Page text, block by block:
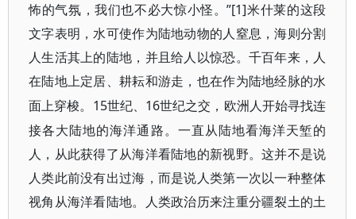
怖的气氛，我们也不必大惊小怪。”[1]米什莱的这段
文字表明，水可使作为陆地动物的人窒息，海则分割
人生活其上的陆地，并且给人以惊恐。千百年来，人
在陆地上定居、耕耘和游走，也在作为陆地经脉的水
面上穿梭。 15世纪、16世纪之交，欧洲人开始寻找连
接各大陆地的海洋通路。一直从陆地看海洋天堑的
人，从此获得了从海洋看陆地的新视野。这并不是说
人类此前没有出过海，而是说人类第一次以一种整体
视角从海洋看陆地。人类政治历来注重分疆裂土的土